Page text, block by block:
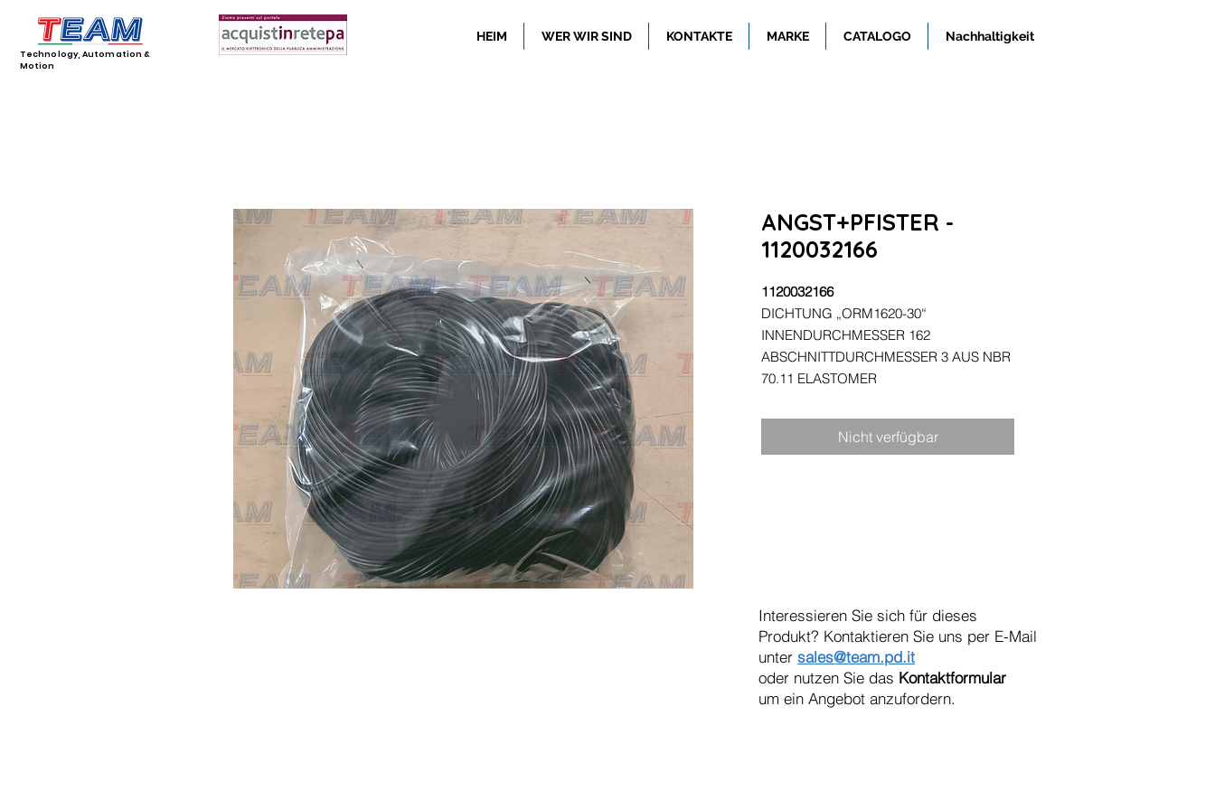
Technology, Automation &
Motion
HEIM WER WIR SIND KONTAKTE MARKE CATALOGO Nachhaltigkeit
ANGST+PFISTER -
1120032166
1120032166
DICHTUNG „ORM1620-30“
INNENDURCHMESSER 162
ABSCHNITTDURCHMESSER 3 AUS NBR
70.11 ELASTOMER
Nicht verfügbar
Interessieren Sie sich für dieses
Produkt? Kontaktieren Sie uns per E-Mail
unter sales@team.pd.it
oder nutzen Sie das Kontaktformular
um ein Angebot anzufordern.